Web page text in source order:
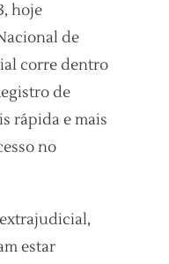
hoje
de
corre dentro
de
rápida e mais
no
estar